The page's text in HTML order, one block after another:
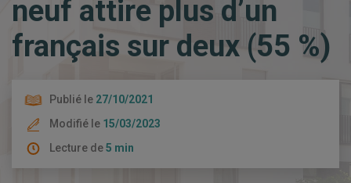
neuf attire plus d’un
français sur deux (55 %)
Publié le 27/10/2021
Modifié le 15/03/2023
Lecture de5 min